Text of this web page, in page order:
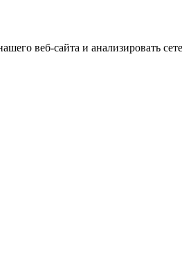
веб-сайта и анализировать